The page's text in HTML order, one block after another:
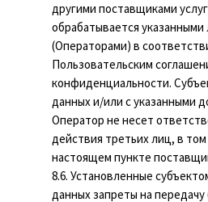
другими поставщиками
обрабатывается указанными
(Операторами) в
Пользовательским
конфиденциальности.
данных и/или с указанными
Оператор не несет
действия третьих лиц, в том
настоящем пункте
8.6. Установленные
данных запреты на передачу